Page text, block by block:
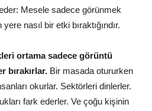
Mesele sadece görünmek
nasıl bir etki bıraktığındır.
ortama sadece görüntü
bırakırlar. Bir masada otururken
okurlar. Sektörleri dinlerler.
fark ederler. Ve çoğu kişinin